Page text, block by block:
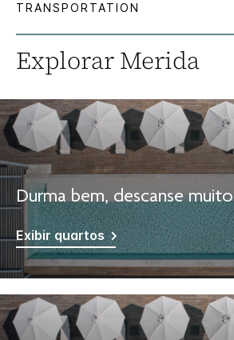
ExplorarMerida
Durma bem, descanse muito
Exibir quartos